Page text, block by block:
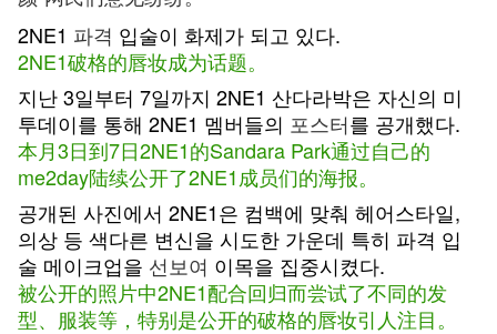
2NE1 파격 입술이 화제가 되고 있다.
2NE1破格的唇妆成为话题。
지난 3일부터 7일까지 2NE1 산다라박은 자신의 미
투데이를 통해 2NE1 멤버들의 포스터를 공개했다.
本月3日到7日2NE1的Sandara Park通过自己的
me2day陆续公开了2NE1成员们的海报。
공개된 사진에서 2NE1은 컴백에 맞춰 헤어스타일,
의상 등 색다른 변신을 시도한 가운데 특히 파격 입
술 메이크업을 선보여 이목을 집중시켰다.
被公开的照片中2NE1配合回归而尝试了不同的发
型、服装等，特别是公开的破格的唇妆引人注目。